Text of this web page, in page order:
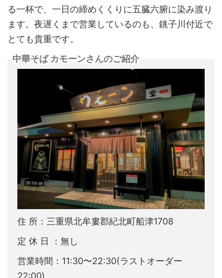
る一杯で、一日の締めくくりに五臓六腑に染み渡り
ます。夜遅くまで営業しているのも、銚子川付近で
とても貴重です。
中華そば カモーンさんのご紹介
住 所：三重県北牟婁郡紀北町船津1708
定 休 日 ：無し
営業時間：11:30〜22:30(ラストオーダー
22:00)